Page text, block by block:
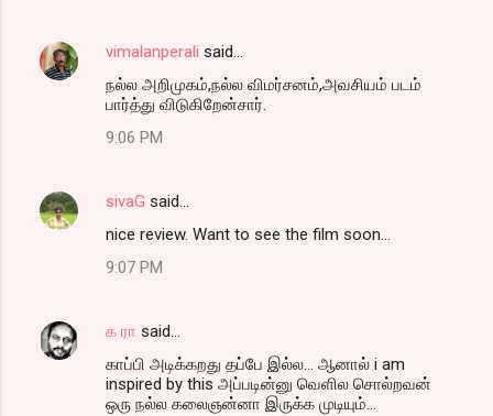
vimalanperali said…
நல்ல அறிமுகம்,நல்ல விமர்சனம்,அவசியம் படம்
பார்த்து விடுகிறேன்சார்.
9:06 PM
sivaG said…
nice review. Want to see the film soon...
9:07 PM
க ரா said…
காப்பி அடிக்கறது தப்பே இல்ல... ஆனால் i am
inspired by this அப்படின்னு வெளில சொல்றவன்
ஒரு நல்ல கலைஞன்னா இருக்க முடியும்...